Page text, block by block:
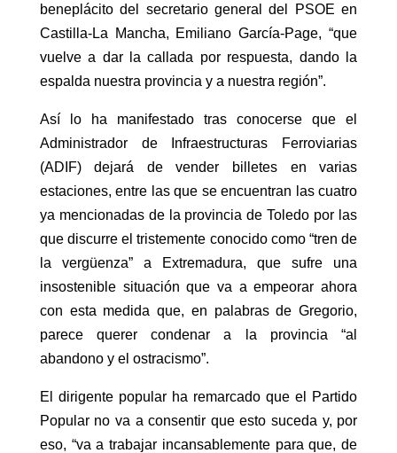
beneplácito del secretario general del PSOE en
Castilla-La Mancha, Emiliano García-Page, “que
vuelve a dar la callada por respuesta, dando la
espalda nuestra provincia y a nuestra región”.
Así lo ha manifestado tras conocerse que el
Administrador de Infraestructuras Ferroviarias
(ADIF) dejará de vender billetes en varias
estaciones, entre las que se encuentran las cuatro
ya mencionadas de la provincia de Toledo por las
que discurre el tristemente conocido como “tren de
la vergüenza” a Extremadura, que sufre una
insostenible situación que va a empeorar ahora
con esta medida que, en palabras de Gregorio,
parece querer condenar a la provincia “al
abandono y el ostracismo”.
El dirigente popular ha remarcado que el Partido
Popular no va a consentir que esto suceda y, por
eso, “va a trabajar incansablemente para que, de